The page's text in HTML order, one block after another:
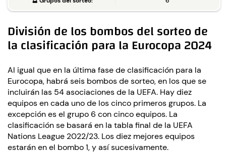
División de los bombos del sorteo de
la clasificación para la Eurocopa 2024
Al igual que en la última fase de clasificación para la
Eurocopa, habrá seis bombos de sorteo, en los que se
incluirán las 54 asociaciones de la UEFA. Hay diez
equipos en cada uno de los cinco primeros grupos. La
excepción es el grupo 6 con cinco equipos. La
clasificación se basará en la tabla final de la UEFA
Nations League 2022/23. Los diez mejores equipos
estarán en el bombo 1, y así sucesivamente.